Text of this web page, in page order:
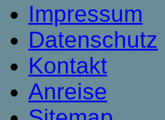
Impressum
Datenschutz
Kontakt
Anreise